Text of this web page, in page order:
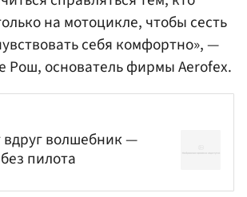
на мотоцикле, чтобы сесть
себя комфортно», —
Рош, основатель фирмы Aerofex.
волшебник —
пилота